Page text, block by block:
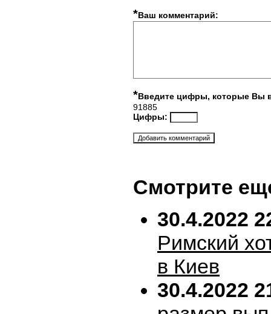
*Ваш комментарий:
*Введите цифры, которые Вы
91885
Цифры:
Смотрите
30.4.2022
Римский
в Киев
30.4.2022